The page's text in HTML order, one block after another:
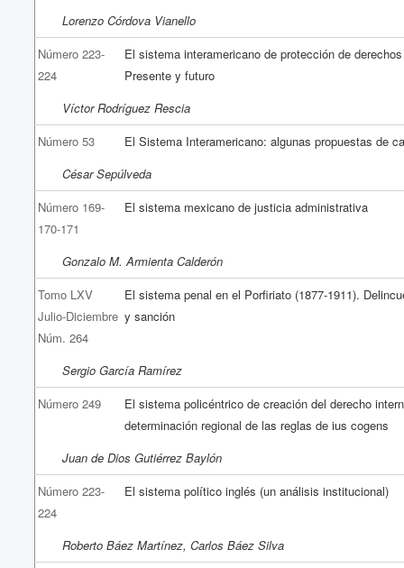
Lorenzo Córdova Vianello
Número 223-
224
El sistema interamericano de protección de
Presente y futuro
Víctor Rodríguez Rescia
Número 53
El Sistema Interamericano: algunas propuestas de
César Sepúlveda
Número 169-
170-171
El sistema mexicano de justicia administrativa
Gonzalo M. Armienta Calderón
Tomo LXV
Julio-Diciembre
Núm. 264
El sistema penal en el Porfiriato (1877-1911).
y sanción
Sergio García Ramírez
Número 249
El sistema policéntrico de creación del derecho
determinación regional de las reglas de ius cogens
Juan de Dios Gutiérrez Baylón
Número 223-
224
El sistema político inglés (un análisis institucional)
Roberto Báez Martínez, Carlos Báez Silva